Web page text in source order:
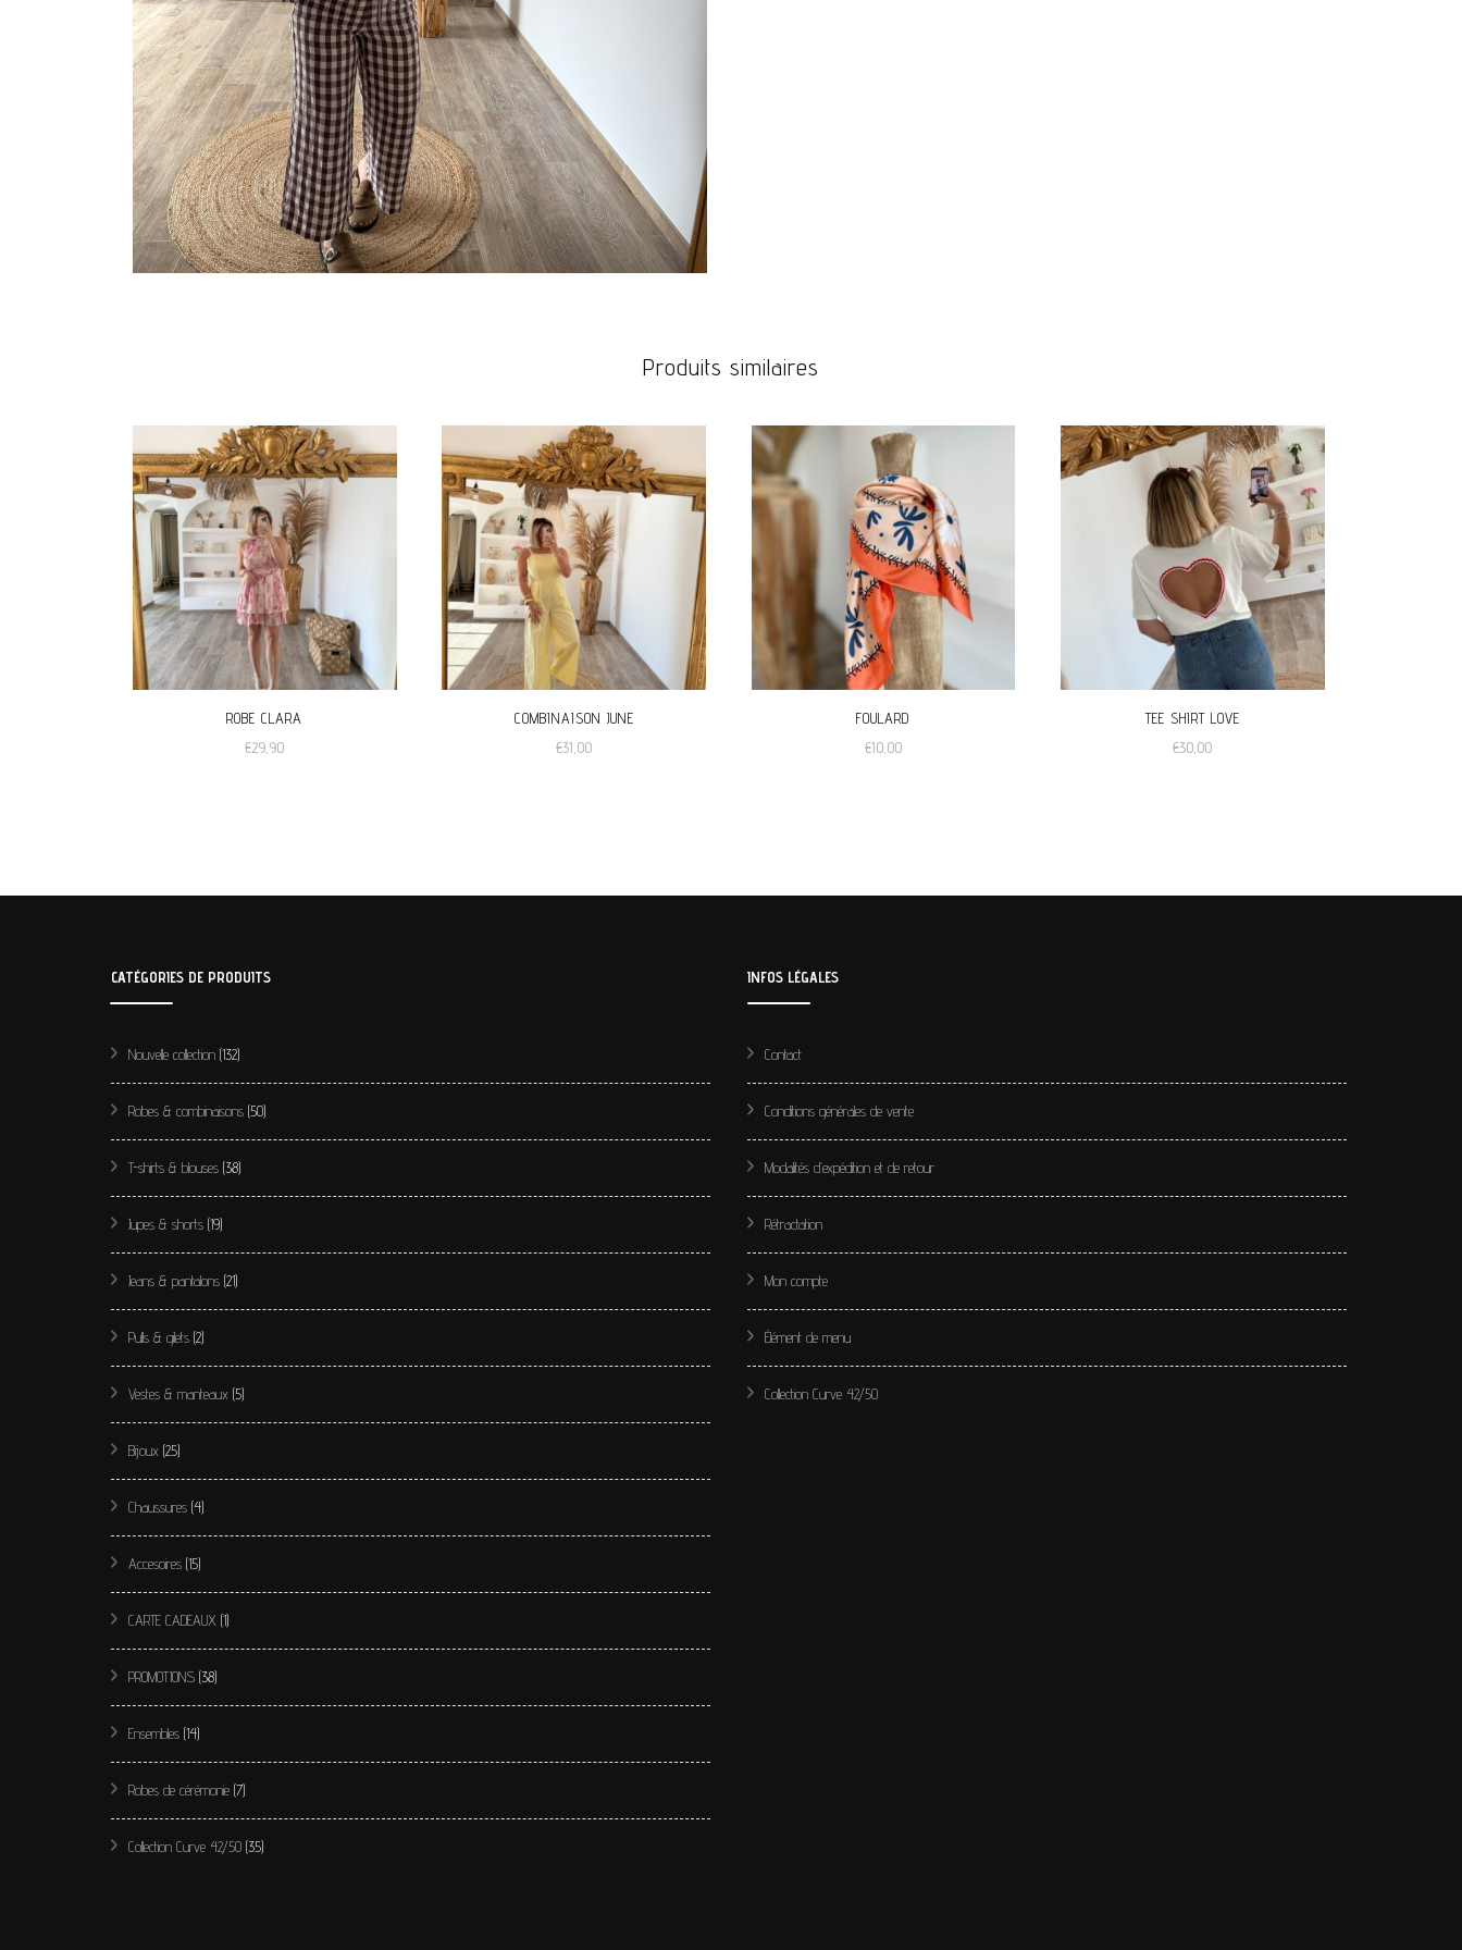
Produits similaires
ROBE CLARA
€29,90
COMBINAISON JUNE
€31,00
FOULARD
€10,00
TEE SHIRT LOVE
€30,00
CATÉGORIES DE PRODUITS
Nouvelle collection (132)
Robes & combinaisons (50)
T-shirts & blouses (38)
Jupes & shorts (19)
Jeans & pantalons (21)
Pulls & gilets (2)
Vestes & manteaux (5)
Bijoux (25)
Chaussures (4)
Accesoires (15)
CARTE CADEAUX (1)
PROMOTIONS (38)
Ensembles (14)
Robes de cérémonie (7)
Collection Curve 42/50 (35)
INFOS LÉGALES
Contact
Conditions générales de vente
Modalités d’expédition et de retour
Rétractation
Mon compte
Élément de menu
Collection Curve 42/50